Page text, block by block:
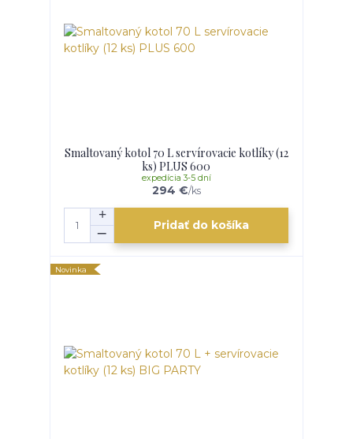
Smaltovaný kotol 70 L servírovacie kotlíky (12
ks) PLUS 600
294 €/ks
expedícia 3-5 dní
Pridať do košíka
Novinka